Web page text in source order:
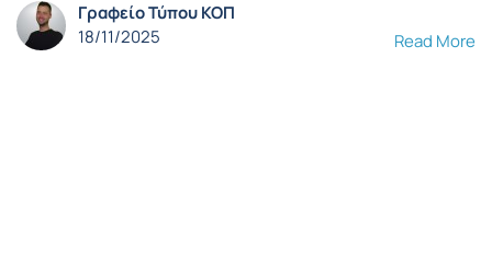
Γραφείο Τύπου ΚΟΠ
18/11/2025
Read More